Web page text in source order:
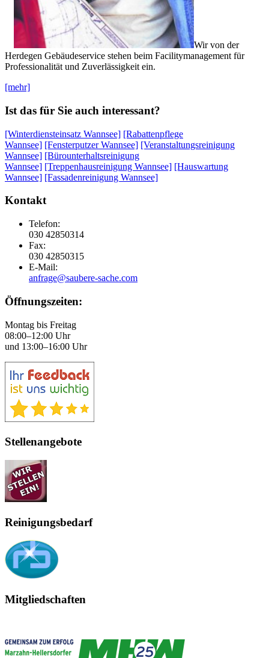
Wir von der
Herdegen Gebäudeservice stehen beim Facilitymanagement für
Professionalität und Zuverlässigkeit ein.
[mehr]
Ist das für Sie auch interessant?
[Winterdiensteinsatz Wannsee] [Rabattenpflege
Wannsee] [Fensterputzer Wannsee] [Veranstaltungsreinigung
Wannsee] [Bürounterhaltsreinigung
Wannsee] [Treppenhausreinigung Wannsee] [Hauswartung
Wannsee] [Fassadenreinigung Wannsee]
Kontakt
Telefon:
030 42850314
Fax:
030 42850315
E-Mail:
anfrage@saubere-sache.com
Öffnungszeiten:
Montag bis Freitag
08:00–12:00 Uhr
und 13:00–16:00 Uhr
Stellenangebote
Reinigungsbedarf
Mitgliedschaften